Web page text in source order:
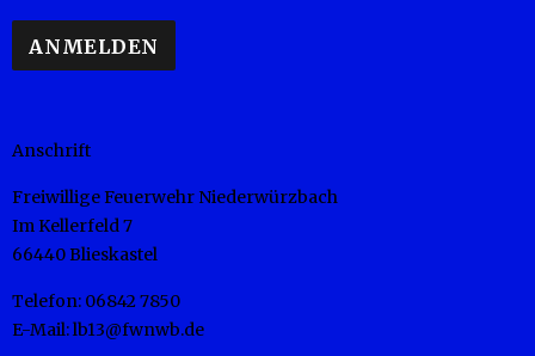
Anschrift
Freiwillige Feuerwehr Niederwürzbach
Im Kellerfeld 7
66440 Blieskastel
Telefon: 06842 7850
E-Mail: lb13@fwnwb.de